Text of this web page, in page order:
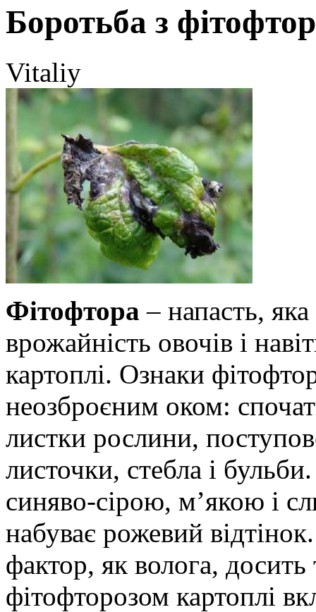
Боротьба з
Vitaliy
Фітофтора – напасть,
врожайність овочів і
картоплі. Ознаки
неозброєним оком:
листки рослини,
листочки, стебла і
синяво-сірою, м’якою і
набуває рожевий
фактор, як волога,
фітофторозом картоплі